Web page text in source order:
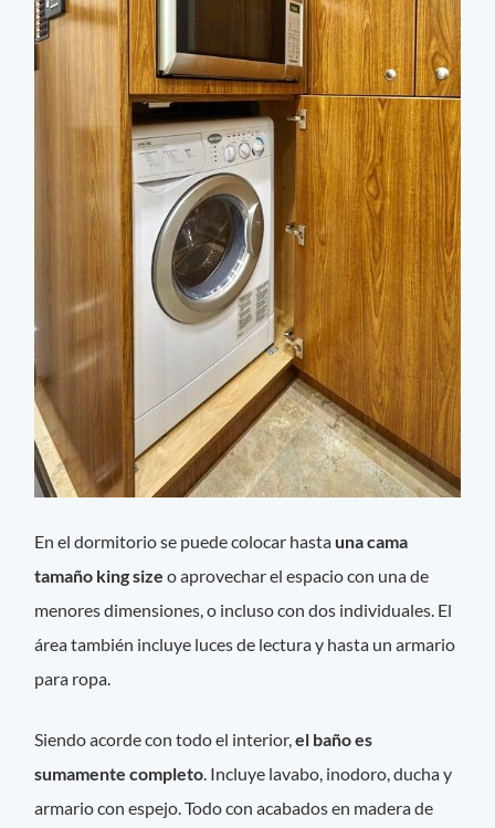
En el dormitorio se puede colocar hasta una cama
tamaño king size o aprovechar el espacio con una de
menores dimensiones, o incluso con dos individuales. El
área también incluye luces de lectura y hasta un armario
para ropa.
Siendo acorde con todo el interior,el baño es
sumamente completo. Incluye lavabo, inodoro, ducha y
armario con espejo. Todo con acabados en madera de